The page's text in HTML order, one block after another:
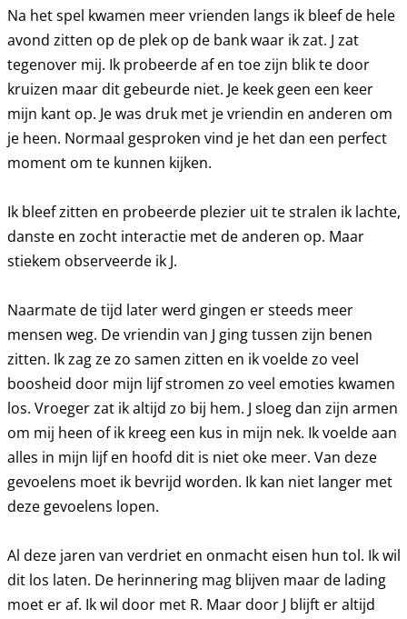
Na het spel kwamen meer vrienden langs ik bleef de hele
avond zitten op de plek op de bank waar ik zat. J zat
tegenover mij. Ik probeerde af en toe zijn blik te door
kruizen maar dit gebeurde niet. Je keek geen een keer
mijn kant op. Je was druk met je vriendin en anderen om
je heen. Normaal gesproken vind je het dan een perfect
moment om te kunnen kijken.
Ik bleef zitten en probeerde plezier uit te stralen ik lachte,
danste en zocht interactie met de anderen op. Maar
stiekem observeerde ik J.
Naarmate de tijd later werd gingen er steeds meer
mensen weg. De vriendin van J ging tussen zijn benen
zitten. Ik zag ze zo samen zitten en ik voelde zo veel
boosheid door mijn lijf stromen zo veel emoties kwamen
los. Vroeger zat ik altijd zo bij hem. J sloeg dan zijn armen
om mij heen of ik kreeg een kus in mijn nek. Ik voelde aan
alles in mijn lijf en hoofd dit is niet oke meer. Van deze
gevoelens moet ik bevrijd worden. Ik kan niet langer met
deze gevoelens lopen.
Al deze jaren van verdriet en onmacht eisen hun tol. Ik wil
dit los laten. De herinnering mag blijven maar de lading
moet er af. Ik wil door met R. Maar door J blijft er altijd